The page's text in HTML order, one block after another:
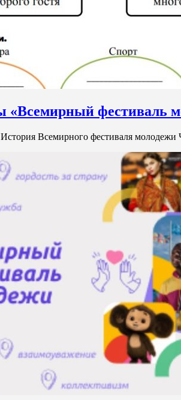
«Всемирный фестиваль
Всемирного фестиваля